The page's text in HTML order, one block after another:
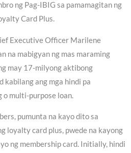
ng Pag-IBIG sa pamamagitan ng
Card Plus.
Executive Officer Marilene
na mabigyan ng mas maraming
may 17-milyong aktibong
kabilang ang mga hindi pa
o multi-purpose loan.
pumunta na kayo dito sa
loyalty card plus, pwede na kayong
ng membership card. Initially, hindi